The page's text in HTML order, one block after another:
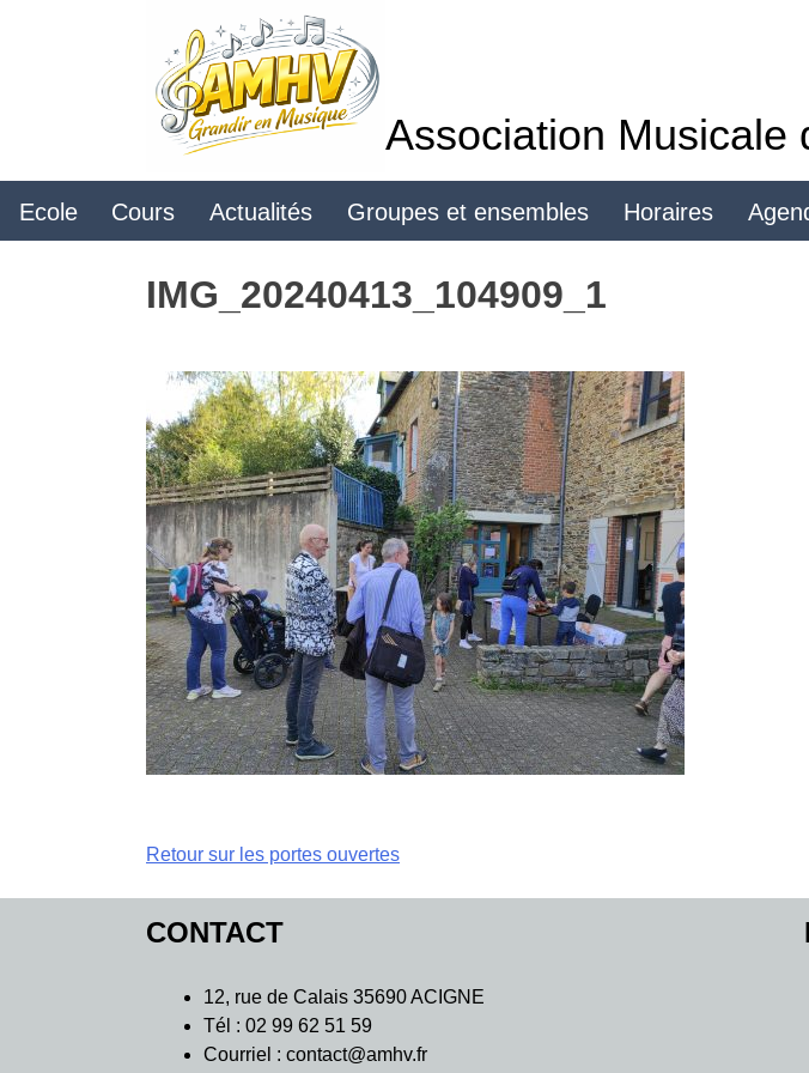
Association Musicale
Ecole Cours Actualités Groupes et ensembles Horaires
IMG_20240413_104909_1
Navigation
de
l’article
Retour sur les portes ouvertes
CONTACT
12, rue de Calais 35690 ACIGNE
Tél : 02 99 62 51 59
Courriel : contact@amhv.fr